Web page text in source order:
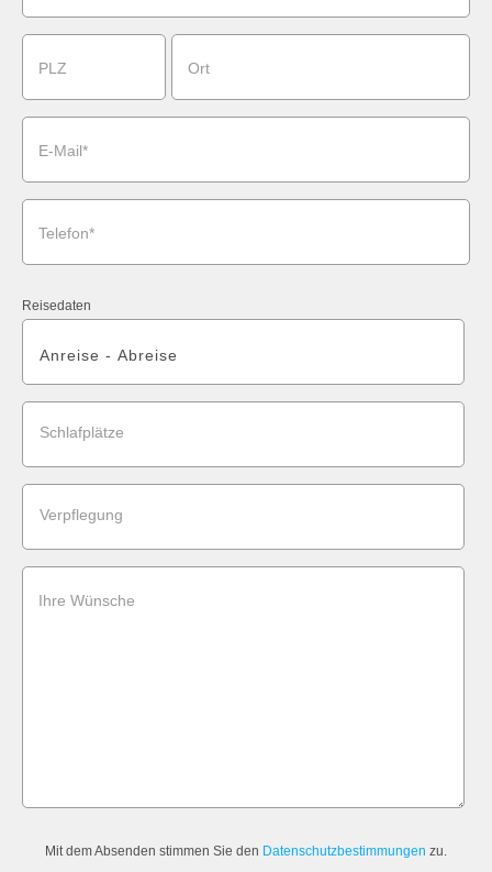
PLZ Ort
E-Mail*
Telefon*
Reisedaten
Schlafplätze
Verpflegung
Ihre Wünsche
Mit dem Absenden stimmen Sie den Datenschutzbestimmungen zu.